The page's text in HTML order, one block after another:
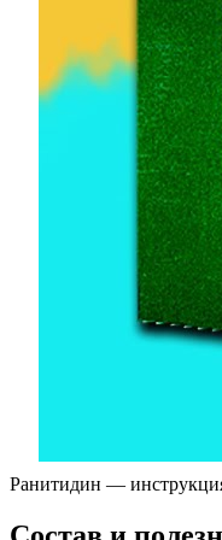
Ранитидин —